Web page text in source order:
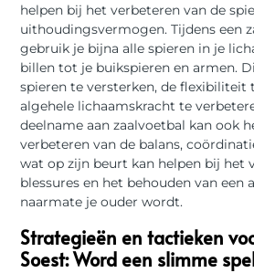
helpen bij het verbeteren van de
uithoudingsvermogen. Tijdens een
gebruik je bijna alle spieren in je
billen tot je buikspieren en armen.
spieren te versterken, de flexibiliteit
algehele lichaamskracht te
deelname aan zaalvoetbal kan ook
verbeteren van de balans,
wat op zijn beurt kan helpen bij het
blessures en het behouden van een
naarmate je ouder wordt.
Strategieën en tactieken
Soest: Word een slimme